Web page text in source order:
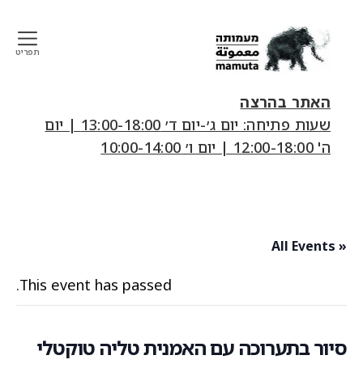
art
&
research
center
תפריט
האתר בהרצה
שעות פתיחה: יום ג׳-יום ד׳ 13:00-18:00 | יום
ה' 12:00-18:00 | יום ו׳ 10:00-14:00
« All Events
This event has passed.
סיור בתערוכה עם האמנית טליה טוקטלי